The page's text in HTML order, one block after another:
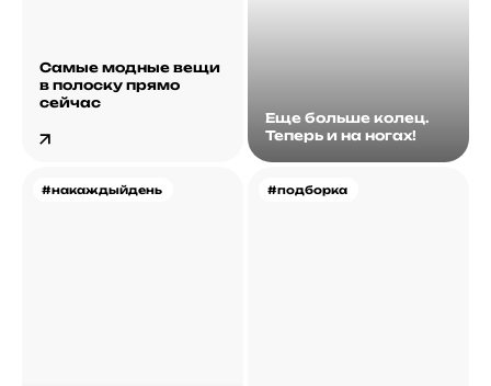
Самые модные вещи
в полоску прямо
сейчас
Еще больше колец.
Теперь и на ногах!
#накаждыйдень #подборка